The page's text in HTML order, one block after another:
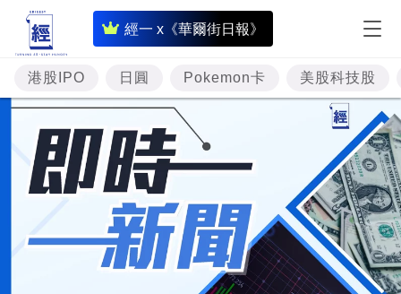
經一 x《華爾街日報》
即
時
財
經
專
題
投
資
樓
市
港股IPO 日圓 Pokemon卡 美股科技股